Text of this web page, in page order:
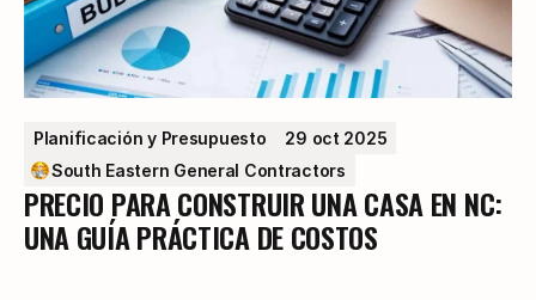
Planificación y Presupuesto
29 oct 2025
South Eastern General Contractors
PRECIO PARA CONSTRUIR UNA CASA EN NC:
UNA GUÍA PRÁCTICA DE COSTOS